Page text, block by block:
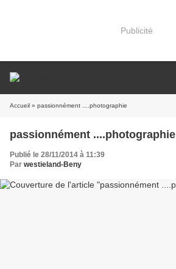
Publicité
Accueil » passionnément ....photographie
passionnément ....photographie
Publié le 28/11/2014 à 11:39
Par westieland-Beny